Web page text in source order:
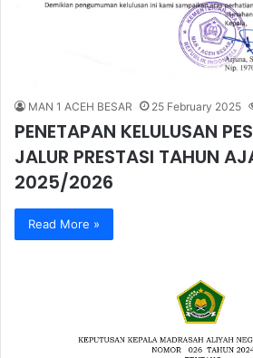
MAN 1 ACEH BESAR 25 February 2025
PENETAPAN KELULUSAN
JALUR PRESTASI TAHUN
2025/2026
Read More »